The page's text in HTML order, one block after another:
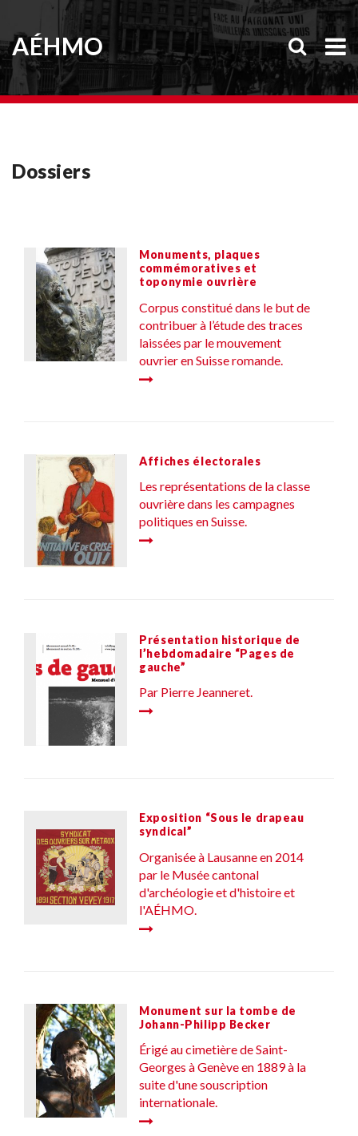
AÉHMO
Dossiers
Monuments, plaques
commémoratives et
toponymie ouvrière
Corpus constitué dans le but de
contribuer à l’étude des traces
laissées par le mouvement
ouvrier en Suisse romande.
Affiches électorales
Les représentations de la classe
ouvrière dans les campagnes
politiques en Suisse.
Présentation historique de
l’hebdomadaire “Pages de
gauche”
Par Pierre Jeanneret.
Exposition “Sous le drapeau
syndical”
Organisée à Lausanne en 2014
par le Musée cantonal
d'archéologie et d'histoire et
l'AÉHMO.
Monument sur la tombe de
Johann-Philipp Becker
Érigé au cimetière de Saint-
Georges à Genève en 1889 à la
suite d'une souscription
internationale.